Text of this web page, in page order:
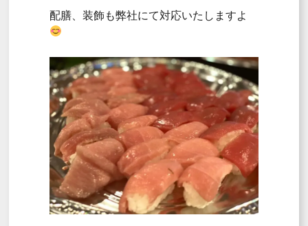
配膳、装飾も弊社にて対応いたしますよ